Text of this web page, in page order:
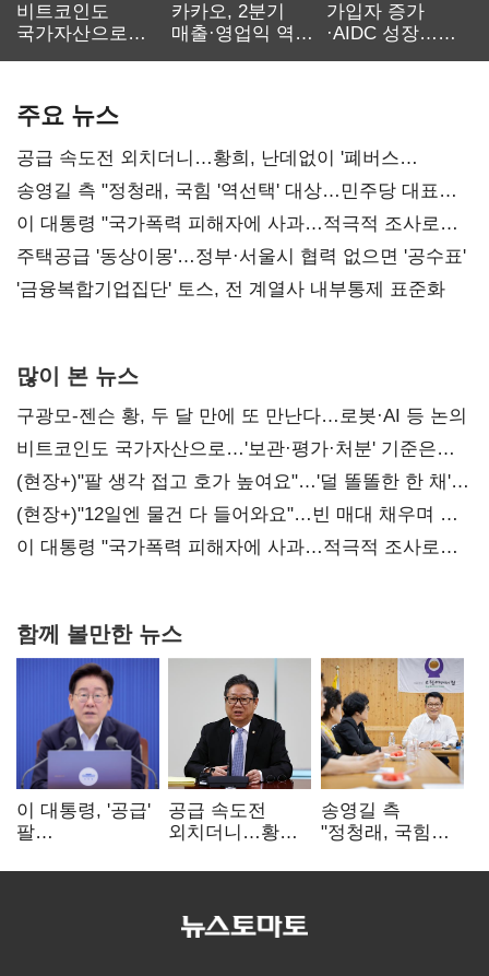
비트코인도
국가자산으로…'
카카오, 2분기
매출·영업익 역대
가입자 증가
·AIDC 성장…
주요 뉴스
공급 속도전 외치더니…황희, 난데없이 '폐버스
리모델링' 제안
송영길 측 "정청래, 국힘 '역선택' 대상…민주당 대표로
총선 지휘 못해"
이 대통령 "국가폭력 피해자에 사과…적극적 조사로
진실 밝혀야"
주택공급 '동상이몽'…정부·서울시 협력 없으면 '공수표'
'금융복합기업집단' 토스, 전 계열사 내부통제 표준화
많이 본 뉴스
구광모-젠슨 황, 두 달 만에 또 만난다…로봇·AI 등 논의
비트코인도 국가자산으로…'보관·평가·처분' 기준은
숙제
(현장+)"팔 생각 접고 호가 높여요"…'덜 똘똘한 한 채'
20억 키맞추기
(현장+)"12일엔 물건 다 들어와요"…빈 매대 채우며 문
연 홈플러스
이 대통령 "국가폭력 피해자에 사과…적극적 조사로
함께 볼만한 뉴스
이 대통령, '공급'
팔
여 내부선
공급 속도전
외치더니…황희,
리모델링' 제안
송영길 측
"정청래, 국힘
민주당 대표로